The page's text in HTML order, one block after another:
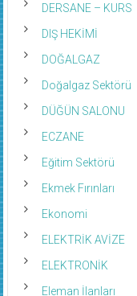
DERSANE – KURS
DIŞ HEKİMİ
DOĞALGAZ
Doğalgaz Sektörü
DÜĞÜN SALONU
ECZANE
Eğitim Sektörü
Ekmek Fırınları
Ekonomi
ELEKTRİK AVİZE
ELEKTRONİK
Eleman İlanları